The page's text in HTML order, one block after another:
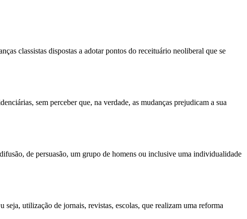
classistas dispostas a adotar pontos do receituário neoliberal que se
sem perceber que, na verdade, as mudanças prejudicam a sua
de persuasão, um grupo de homens ou inclusive uma individualidade
seja, utilização de jornais, revistas, escolas, que realizam uma reforma